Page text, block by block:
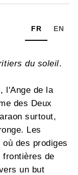
FR EN
du soleil.
l'Ange de la
des Deux
surtout,
Les
des prodiges
un but